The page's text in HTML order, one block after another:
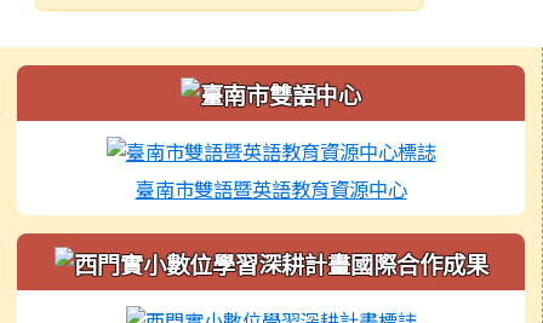
左邊區域內容
臺南市雙語暨英語教育資源中心